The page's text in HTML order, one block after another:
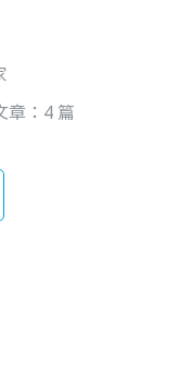
章：4 篇